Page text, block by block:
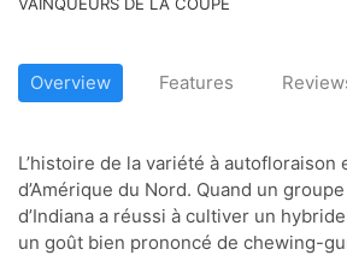
Overview Features
L’histoire de la variété à autofloraison
d’Amérique du Nord. Quand un
d’Indiana a réussi à cultiver un
un goût bien prononcé de chewing-